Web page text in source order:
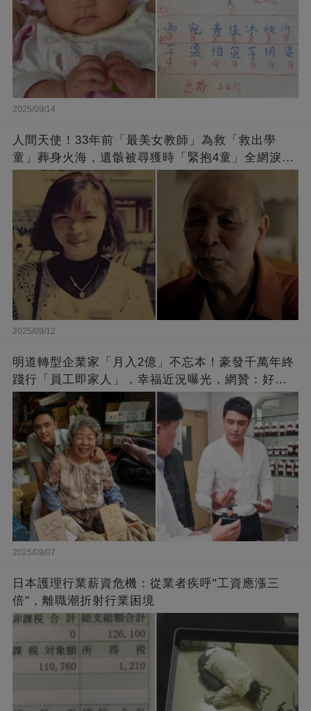
2025/09/14
人間天使！33年前「最美女教師」為救「救出學
童」葬身火海，遺骸被尋獲時「緊抱4童」全網淚
崩：真正的英雄不該被遺忘
2025/09/12
明道轉型企業家「月入2億」不忘本！豪發千萬年終
踐行「員工即家人」，幸福近況曝光，網贊：好老
闆的福報
2025/09/07
日本護理行業薪資危機：從業者疾呼"工資應漲三
倍"，離職潮折射行業困境